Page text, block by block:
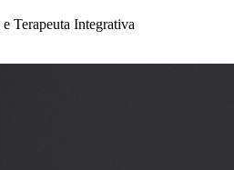
Terapeuta Integrativa